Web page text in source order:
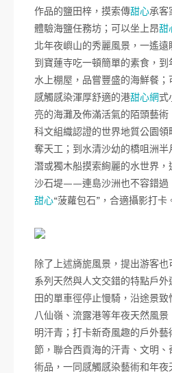
作品的鹽田梓，摸索傳甜心承客
體驗海鹽任務坊；可以坐上昂甜
北年夜嶼山的秀麗風景，一遙
到寶蓮寺吃一頓簡單的素食，
水上棚屋，品嘗豐盛的海鮮餐；
感觸感染渾厚舒適的港甜心網式
亮的海灘及佈滿活氣的陌頭藝術
科文組織認證的世界地質公園
奪天工；到水清沙幼的橋咀洲
潛或獨木船摸索絢麗的水世界
沙石堤——連島沙洲也不容錯過
甜心“菠蘿包石”，合適攝影打卡
除了上述旖旎風景，提出游客
系列天然與人文交錯的特點戶
田的單車徑停止慢騎，沿途景致
八仙嶺、流露港等年夜天然風
明汗青；打卡新奇風趣的戶外
節，聯合西貢海的汗青、文明
術品，一同感觸感染藝術和年夜